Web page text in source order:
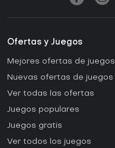
Ofertas y Juegos
Mejores ofertas de juegos
Nuevas ofertas de juegos
Ver todas las ofertas
Juegos populares
Juegos gratis
Ver todos los juegos